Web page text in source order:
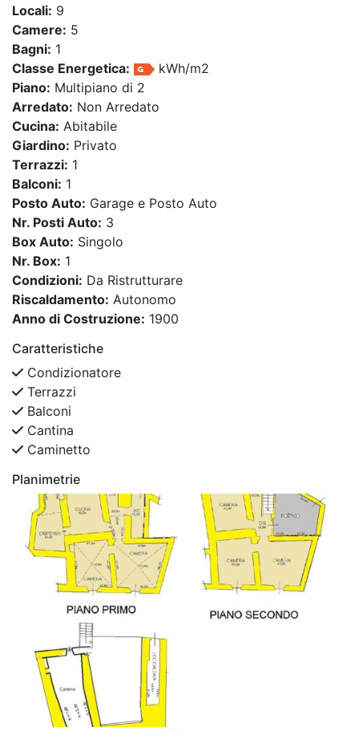
Locali: 9
Camere: 5
Bagni: 1
Classe Energetica:
kWh/m2
Piano: Multipiano di 2
Arredato: Non Arredato
Cucina: Abitabile
Giardino: Privato
Terrazzi: 1
Balconi: 1
Posto Auto: Garage e Posto Auto
Nr. Posti Auto: 3
Box Auto: Singolo
Nr. Box: 1
Condizioni: Da Ristrutturare
Riscaldamento: Autonomo
Anno di Costruzione: 1900
Caratteristiche
Condizionatore
Terrazzi
Balconi
Cantina
Caminetto
Planimetrie